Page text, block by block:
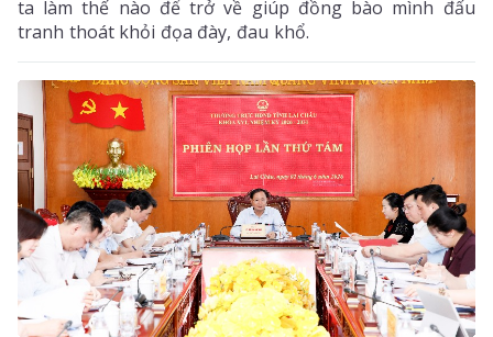
ta làm thế nào để trở về giúp đồng bào mình đấu
tranh thoát khỏi đọa đày, đau khổ.